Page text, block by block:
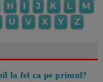
H I J K L
M
U V X Y Z
la fel ca pe primul?